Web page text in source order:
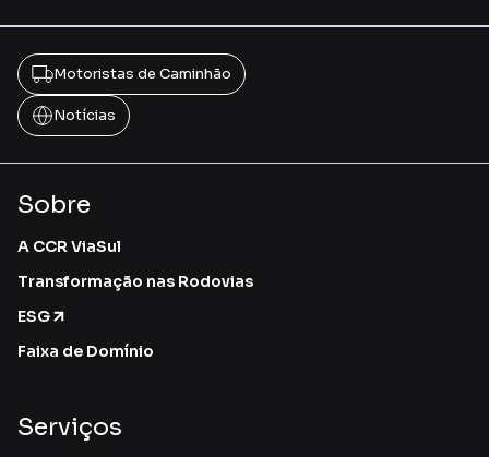
Motoristas de Caminhão
Notícias
Sobre
A CCR ViaSul
Transformação nas Rodovias
ESG
Faixa de Domínio
Serviços